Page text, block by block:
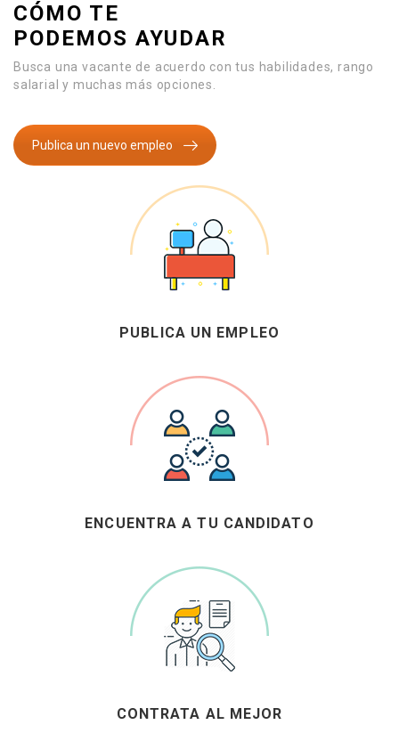
CÓMO TE
PODEMOS AYUDAR
Busca una vacante de acuerdo con tus habilidades, rango
salarial y muchas más opciones.
Publica un nuevo empleo
PUBLICA UN EMPLEO
ENCUENTRA A TU CANDIDATO
CONTRATA AL MEJOR